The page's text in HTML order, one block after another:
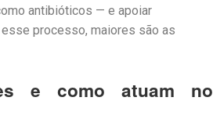
antibióticos — e apoiar
processo, maiores são as
e como atuam no